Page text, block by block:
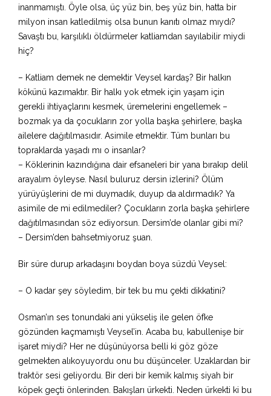
inanmamıştı. Öyle olsa, üç yüz bin, beş yüz bin, hatta bir
milyon insan katledilmiş olsa bunun kanıtı olmaz mıydı?
Savaştı bu, karşılıklı öldürmeler katliamdan sayılabilir miydi
hiç?
– Katliam demek ne demektir Veysel kardaş? Bir halkın
kökünü kazımaktır. Bir halkı yok etmek için yaşam için
gerekli ihtiyaçlarını kesmek, üremelerini engellemek –
bozmak ya da çocukların zor yolla başka şehirlere, başka
ailelere dağıtılmasıdır. Asimile etmektir. Tüm bunları bu
topraklarda yaşadı mı o insanlar?
– Köklerinin kazındığına dair efsaneleri bir yana bırakıp delil
arayalım öyleyse. Nasıl buluruz dersin izlerini? Ölüm
yürüyüşlerini de mi duymadık, duyup da aldırmadık? Ya
asimile de mi edilmediler? Çocukların zorla başka şehirlere
dağıtılmasından söz ediyorsun. Dersim’de olanlar gibi mi?
– Dersim’den bahsetmiyoruz şuan.
Bir süre durup arkadaşını boydan boya süzdü Veysel:
– O kadar şey söyledim, bir tek bu mu çekti dikkatini?
Osman’ın ses tonundaki ani yükseliş ile gelen öfke
gözünden kaçmamıştı Veysel’in. Acaba bu, kabullenişe bir
işaret miydi? Her ne düşünüyorsa belli ki göz göze
gelmekten alıkoyuyordu onu bu düşünceler. Uzaklardan bir
traktör sesi geliyordu. Bir deri bir kemik kalmış siyah bir
köpek geçti önlerinden. Bakışları ürkekti. Neden ürkekti ki bu